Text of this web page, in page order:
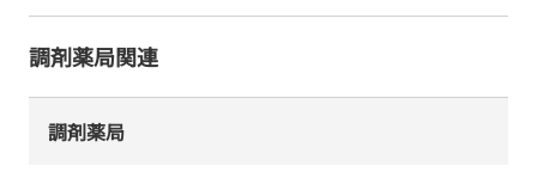
調剤薬局関連
調剤薬局